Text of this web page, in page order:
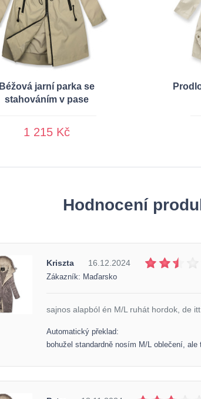
Béžová jarní parka se
stahováním v pase
1 215 Kč
Hodnocení
Kriszta 16.12.2024
Zákazník: Maďarsko
sajnos alapból én M/L ruhát hordok, de
Automatický překlad:
bohužel standardně nosím M/L oblečení,